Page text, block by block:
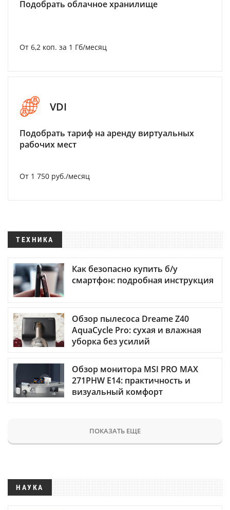
Подобрать облачное хранилище
От 6,2 коп. за 1 Гб/месяц
VDI
Подобрать тариф на аренду виртуальных
рабочих мест
От 1 750 руб./месяц
ТЕХНИКА
Как безопасно купить б/у
смартфон: подробная инструкция
Обзор пылесоса Dreame Z40
AquaCycle Pro: сухая и влажная
уборка без усилий
Обзор монитора MSI PRO MAX
271PHW E14: практичность и
визуальный комфорт
ПОКАЗАТЬ ЕЩЕ
НАУКА